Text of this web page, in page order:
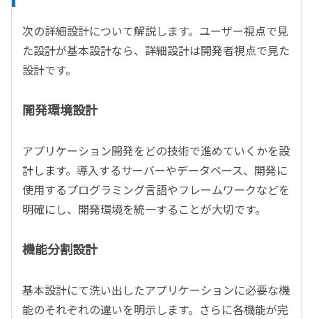
次の詳細設計について解説します。ユーザー視点で見
た設計が基本設計なら、詳細設計は開発者視点で見た
設計です。
開発環境設計
アプリケーション開発をどの技術で進めていくかを設
計します。導入するサーバーやデータベース、開発に
使用するプログラミング言語やフレームワークなどを
明確にし、開発環境を統一することが大切です。
機能分割設計
基本設計にて洗い出したアプリケーションに必要な機
能のそれぞれの違いを明示します。さらに各機能が完